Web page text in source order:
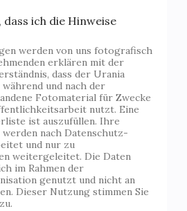
ich die Hinweise
werden von uns fotografisch
erklären mit der
dass der Urania
während und nach der
Fotomaterial für Zwecke
nutzt. Eine
ist auszufüllen. Ihre
nach Datenschutz-
und nur zu
weitergeleitet. Die Daten
im Rahmen der
genutzt und nicht an
Dieser Nutzung stimmen Sie